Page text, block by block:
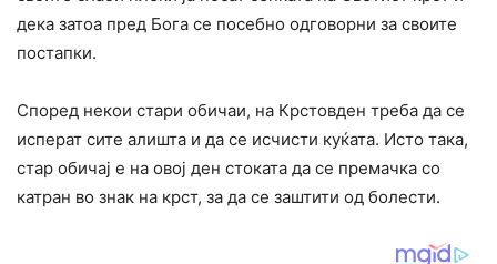
дека затоа пред Бога се посебно одговорни за своите
постапки.
Според некои стари обичаи, на Крстовден треба да се
исперат сите алишта и да се исчисти куќата. Исто така,
стар обичај е на овој ден стоката да се премачка со
катран во знак на крст, за да се заштити од болести.